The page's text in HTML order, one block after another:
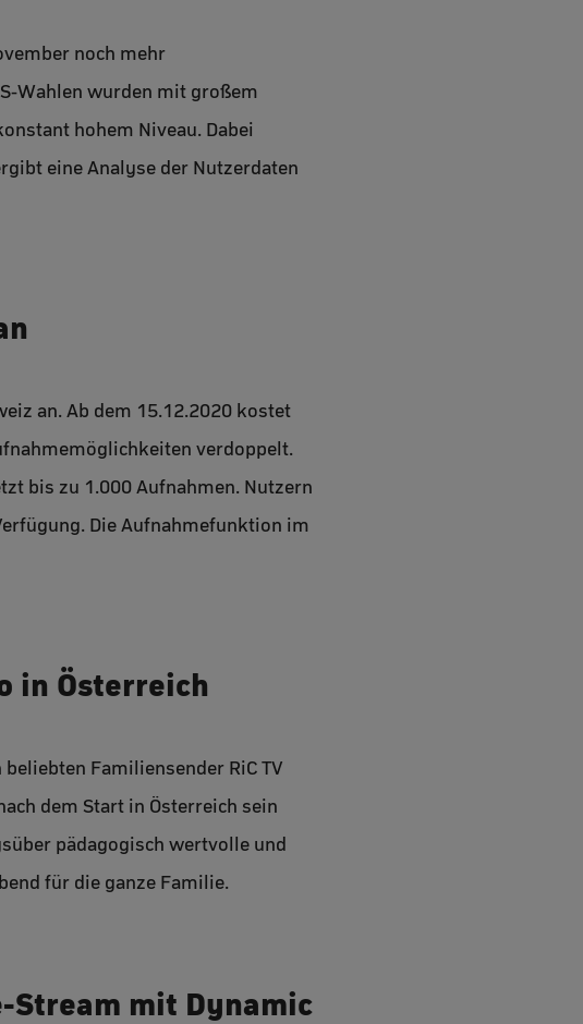
noch mehr
Wahlen wurden mit großem
hohem Niveau. Dabei
eine Analyse der Nutzerdaten
an. Ab dem 15.12.2020 kostet
verdoppelt.
bis zu 1.000 Aufnahmen. Nutzern
Die Aufnahmefunktion im
in Österreich
Familiensender RiC TV
dem Start in Österreich sein
pädagogisch wertvolle und
für die ganze Familie.
Stream mit Dynamic